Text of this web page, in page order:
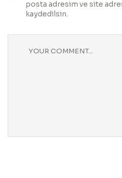
posta adresim ve site
kaydedilsin.